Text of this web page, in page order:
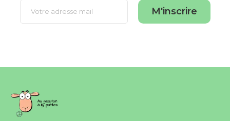
M'inscrire